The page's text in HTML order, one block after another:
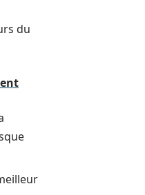
du